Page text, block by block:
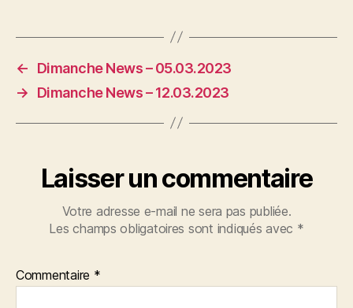
←
Dimanche News – 05.03.2023
→
Dimanche News – 12.03.2023
Laisser un commentaire
Votre adresse e-mail ne sera pas publiée.
Les champs obligatoires sont indiqués avec *
Commentaire *